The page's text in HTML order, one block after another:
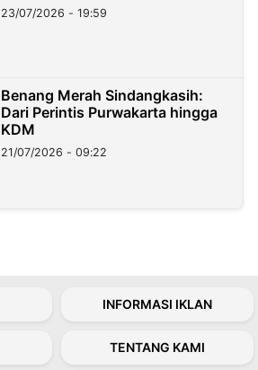
23/07/2026 - 19:59
Benang Merah Sindangkasih:
Dari Perintis Purwakarta hingga
KDM
21/07/2026 - 09:22
INFORMASI IKLAN
TENTANG KAMI